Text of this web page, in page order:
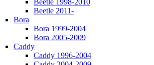
Beetle 2011-
Bora
Bora 1999-2004
Bora 2005-2009
Caddy
Caddy 1996-2004